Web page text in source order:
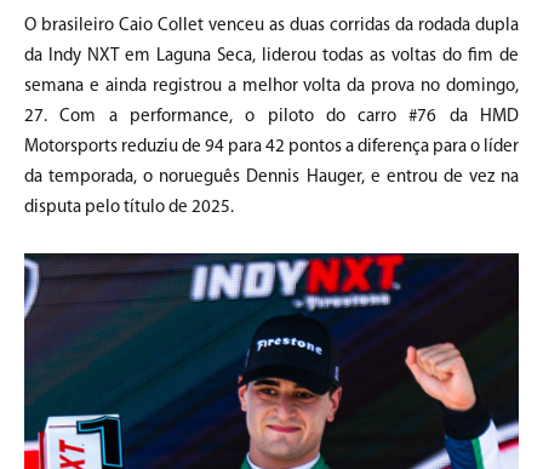
O brasileiro Caio Collet venceu as duas corridas da rodada dupla
da Indy NXT em Laguna Seca, liderou todas as voltas do fim de
semana e ainda registrou a melhor volta da prova no domingo,
27. Com a performance, o piloto do carro #76 da HMD
Motorsports reduziu de 94 para 42 pontos a diferença para o líder
da temporada, o norueguês Dennis Hauger, e entrou de vez na
disputa pelo título de 2025.